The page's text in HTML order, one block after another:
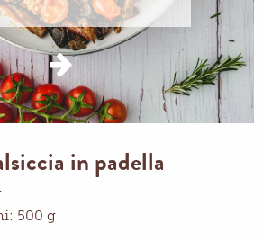
in padella
500 g